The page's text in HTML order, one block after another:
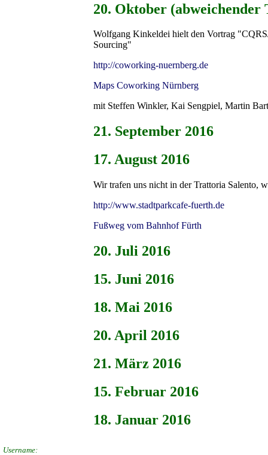
20. Oktober (abweichender
Wolfgang Kinkeldei hielt den Vortrag
Sourcing"
http://coworking-nuernberg.de
Maps Coworking Nürnberg
mit Steffen Winkler, Kai Sengpiel, Martin
21. September 2016
17. August 2016
Wir trafen uns nicht in der Trattoria Salento,
http://www.stadtparkcafe-fuerth.de
Fußweg vom Bahnhof Fürth
20. Juli 2016
15. Juni 2016
18. Mai 2016
20. April 2016
21. März 2016
15. Februar 2016
18. Januar 2016
Username: